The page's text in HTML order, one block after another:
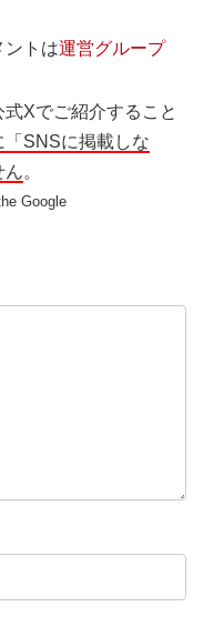
ントは運営グループ
Xでご紹介すること
SNSに掲載しな
ん。
Google